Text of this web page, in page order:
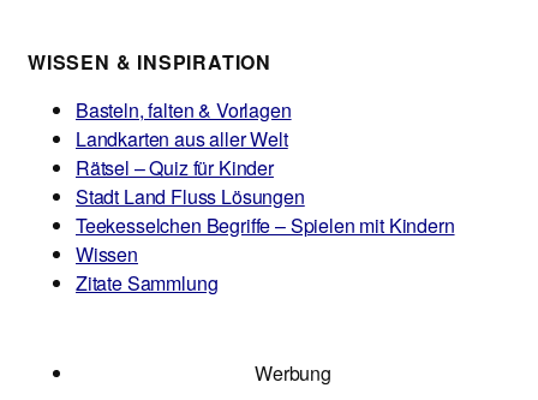
WISSEN & INSPIRATION
Basteln, falten & Vorlagen
Landkarten aus aller Welt
Rätsel – Quiz für Kinder
Stadt Land Fluss Lösungen
Teekesselchen Begriffe – Spielen mit Kindern
Wissen
Zitate Sammlung
Werbung